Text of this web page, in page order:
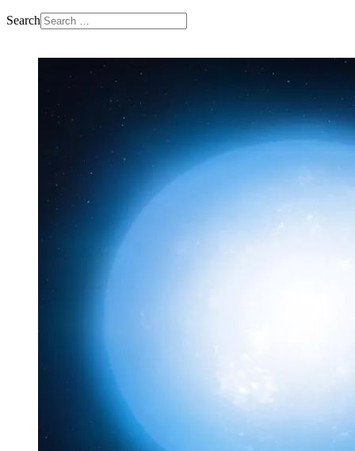
Search